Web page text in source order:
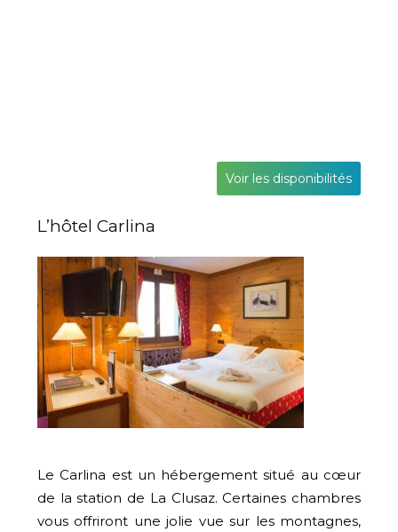
Voir les disponibilités
L’hôtel Carlina
Le Carlina est un hébergement situé au cœur
de la station de La Clusaz. Certaines chambres
vous offriront une jolie vue sur les montagnes,